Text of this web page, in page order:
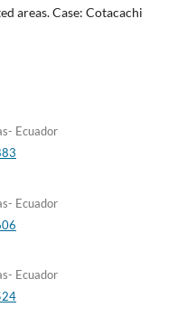
areas. Case: Cotacachi
Ecuador
Ecuador
Ecuador